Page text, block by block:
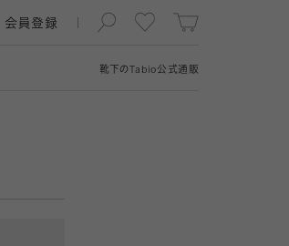
靴下の Tabio公式通販
会員登録